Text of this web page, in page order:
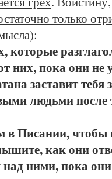
только
которые
них, пока они не
заставит тебя
людьми после
в Писании, чтобы
как они
ними, пока они